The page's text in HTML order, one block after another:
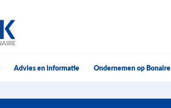
Advies en informatie Ondernemen op Bonaire